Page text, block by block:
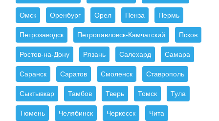
Омск Оренбург Орел Пенза Пермь
Петрозаводск Петропавловск-Камчатский Псков
Ростов-на-Дону Рязань Салехард Самара
Саранск Саратов Смоленск Ставрополь
Сыктывкар Тамбов Тверь Томск Тула
Тюмень Челябинск Черкесск Чита